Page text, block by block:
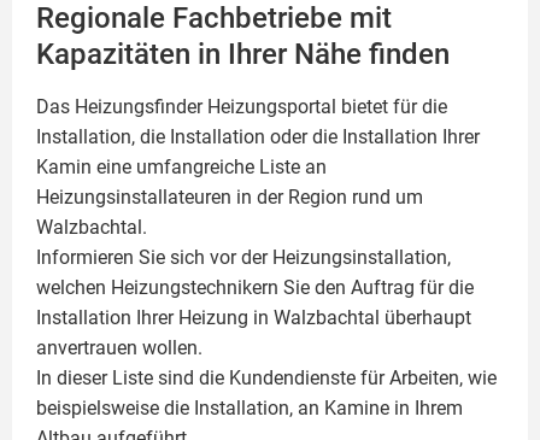
Regionale Fachbetriebe mit
Kapazitäten in Ihrer Nähe finden
Das Heizungsfinder Heizungsportal bietet für die
Installation, die Installation oder die Installation Ihrer
Kamin eine umfangreiche Liste an
Heizungsinstallateuren in der Region rund um
Walzbachtal.
Informieren Sie sich vor der Heizungsinstallation,
welchen Heizungstechnikern Sie den Auftrag für die
Installation Ihrer Heizung in Walzbachtal überhaupt
anvertrauen wollen.
In dieser Liste sind die Kundendienste für Arbeiten, wie
beispielsweise die Installation, an Kamine in Ihrem